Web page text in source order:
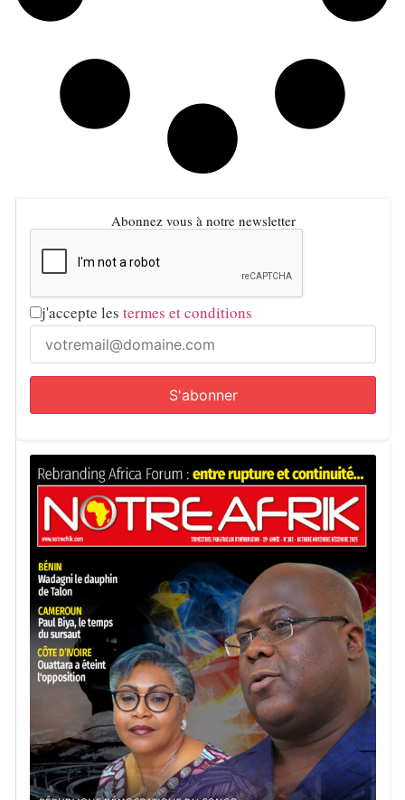
Abonnez vous à notre newsletter
j'accepte les termes et conditions